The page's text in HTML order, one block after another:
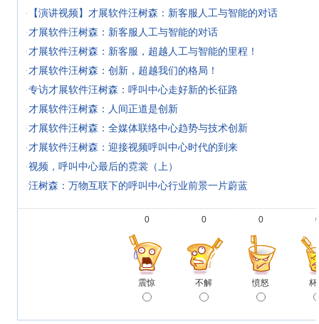
·
【演讲视频】才展软件汪树森：新客服人工与智能的对话
·才展软件汪树森：新客服人工与智能的对话
·才展软件汪树森：新客服，超越人工与智能的里程！
·才展软件汪树森：创新，超越我们的格局！
·专访才展软件汪树森：呼叫中心走好新的长征路
·才展软件汪树森：人间正道是创新
·才展软件汪树森：全媒体联络中心趋势与技术创新
·才展软件汪树森：迎接视频呼叫中心时代的到来
·视频，呼叫中心最后的霓裳（上）
·汪树森：万物互联下的呼叫中心行业前景一片蔚蓝
0
震惊
0
不解
0
愤怒